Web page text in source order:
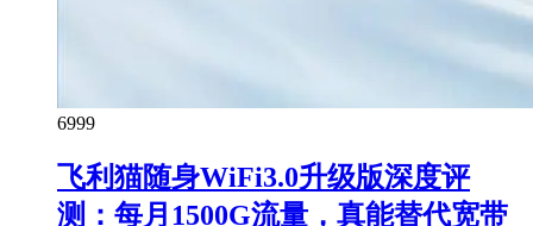
6999
飞利猫随身WiFi3.0升级版深度评
测：每月1500G流量，真能替代宽带